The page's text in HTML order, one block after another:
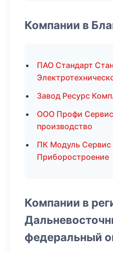
Компании в
ПАО Стандарт
Завод Ресурс
ООО Профи
производство
ПК Модуль
Приборостроение
Компании в
федеральный